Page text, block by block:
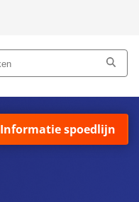
Informatie spoedlijn